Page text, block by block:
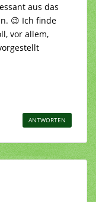
aus das
😉 Ich finde
vor allem,
ANTWORTEN